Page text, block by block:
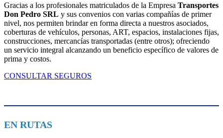
Gracias a los profesionales matriculados de la Empresa Transportes
Don Pedro SRL y sus convenios con varias compañías de primer
nivel, nos permiten brindar en forma directa a nuestros asociados,
coberturas de vehículos, personas, ART, espacios, instalaciones fijas,
construcciones, mercancías transportadas (entre otros); ofreciendo
un servicio integral alcanzando un beneficio específico de valores de
prima y costos.
CONSULTAR SEGUROS
EN RUTAS